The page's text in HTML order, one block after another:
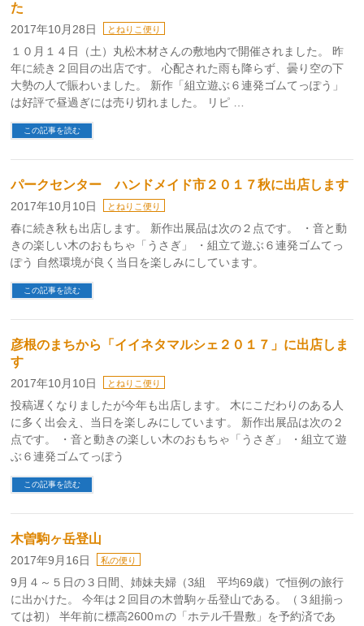
た
2017年10月28日 とねりこ便り
１０月１４日（土）丸松木材さんの敷地内で開催されました。 昨
年に続き２回目の出店です。 心配された雨も降らず、曇り空の下
大勢の人で賑わいました。 新作「組立遊ぶ６連発ゴムてっぽう」
は好評で昼過ぎには売り切れました。 リピ …
この記事を読む
パークセンター ハンドメイド市２０１７秋に出店します
2017年10月10日 とねりこ便り
春に続き秋も出店します。 新作出展品は次の２点です。 ・音と動
きの楽しい木のおもちゃ「うさぎ」 ・組立て遊ぶ６連発ゴムてっ
ぽう 自然環境が良く当日を楽しみにしています。
この記事を読む
彦根のまちから「イイネタマルシェ２０１７」に出店しま
す
2017年10月10日 とねりこ便り
投稿遅くなりましたが今年も出店します。 木にこだわりのある人
に多く出会え、当日を楽しみにしています。 新作出展品は次の２
点です。 ・音と動きの楽しい木のおもちゃ「うさぎ」 ・組立て遊
ぶ６連発ゴムてっぽう
この記事を読む
木曽駒ヶ岳登山
2017年9月16日 私の便り
9月４～５日の３日間、姉妹夫婦（3組 平均69歳）で恒例の旅行
に出かけた。 今年は２回目の木曾駒ヶ岳登山である。（３組揃っ
ては初） 半年前に標高2600ｍの「ホテル千畳敷」を予約済であ